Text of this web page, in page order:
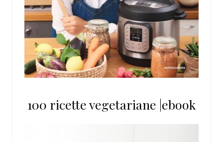
100 ricette vegetariane |ebook